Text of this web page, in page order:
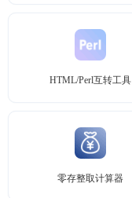
HTML/Perl互转工具
零存整取计算器